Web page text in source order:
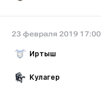
23 февраля 2019 17:00
Иртыш
Кулагер